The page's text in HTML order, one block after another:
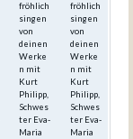
fröhlich
singen
von
deinen
Werke
n mit
Kurt
Philipp,
Schwes
ter Eva-
Maria
fröhlich
singen
von
deinen
Werke
n mit
Kurt
Philipp,
Schwes
ter Eva-
Maria